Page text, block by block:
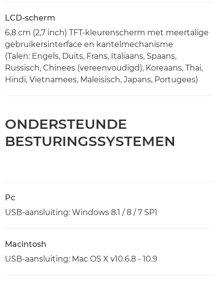
LCD-scherm
6,8 cm (2,7 inch) TFT-kleurenscherm met meertalige
gebruikersinterface en kantelmechanisme
(Talen: Engels, Duits, Frans, Italiaans, Spaans,
Russisch, Chinees (vereenvoudigd), Koreaans, Thai,
Hindi, Vietnamees, Maleisisch, Japans, Portugees)
ONDERSTEUNDE
BESTURINGSSYSTEMEN
Pc
USB-aansluiting: Windows 8.1 / 8 / 7 SP1
Macintosh
USB-aansluiting: Mac OS X v10.6.8 - 10.9